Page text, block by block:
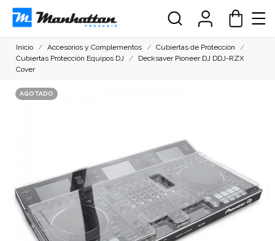
Inicio Accesorios y Complementos
Cubiertas de Protección
Cubiertas Protección Equipos DJ
Decksaver Pioneer DJ DDJ-RZX
Cover
AGOTADO